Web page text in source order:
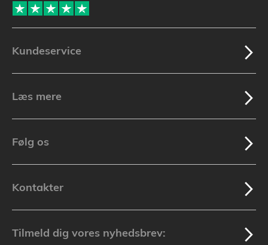
Kundeservice
Læs mere
Følg os
Kontakter
Tilmeld dig vores nyhedsbrev: